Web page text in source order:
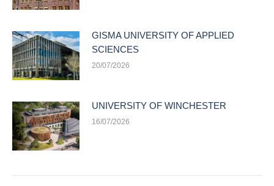
GISMA UNIVERSITY OF APPLIED
SCIENCES
20/07/2026
UNIVERSITY OF WINCHESTER
16/07/2026